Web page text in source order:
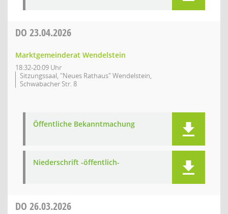
DO 23.04.2026
Marktgemeinderat Wendelstein
18:32-20:09 Uhr
Sitzungssaal, "Neues Rathaus" Wendelstein,
Schwabacher Str. 8
Öffentliche Bekanntmachung
Niederschrift -öffentlich-
DO 26.03.2026